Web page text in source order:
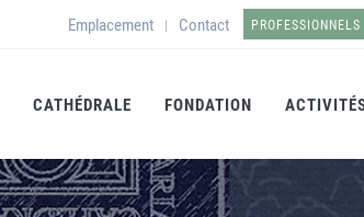
Emplacement | Contact PROFESSIONNELS
CATHÉDRALE FONDATION